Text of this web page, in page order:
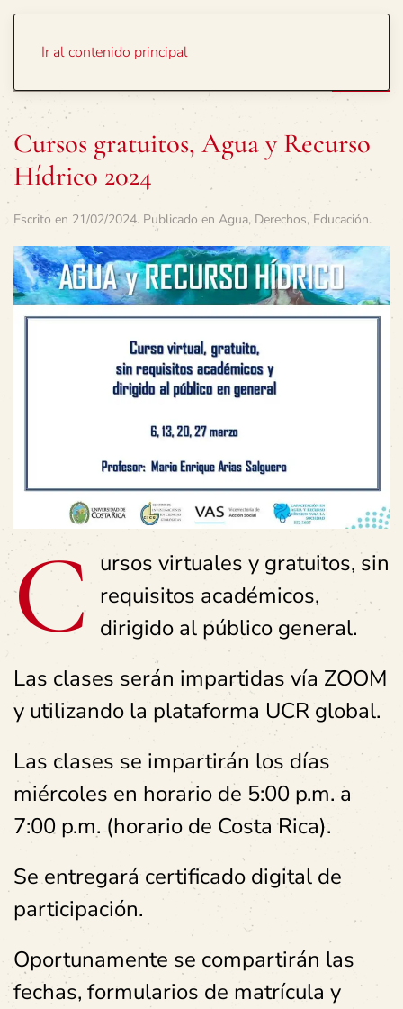
Ir al contenido principal
Cursos gratuitos, Agua y Recurso
Hídrico 2024
Escrito en 21/02/2024. Publicado en Agua, Derechos, Educación.
C ursos virtuales y gratuitos, sin
requisitos académicos,
dirigido al público general.
Las clases serán impartidas vía ZOOM
y utilizando la plataforma UCR global.
Las clases se impartirán los días
miércoles en horario de 5:00 p.m. a
7:00 p.m. (horario de Costa Rica).
Se entregará certificado digital de
participación.
Oportunamente se compartirán las
fechas, formularios de matrícula y